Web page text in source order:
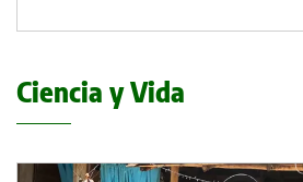
Ciencia y Vida